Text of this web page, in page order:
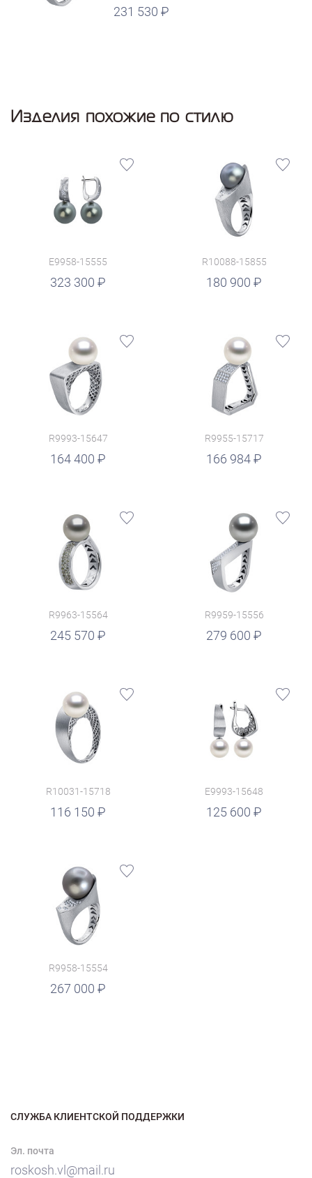
231 530
Изделия похожие по стилю
E9958-15555
323 300
R10088-15855
180 900
руб.
R9993-15647
164 400
R9955-15717
166 984
руб.
R9963-15564
245 570
R9959-15556
279 600
руб.
R10031-15718
116 150
E9993-15648
125 600
руб.
R9958-15554
267 000
СЛУЖБА КЛИЕНТСКОЙ ПОДДЕРЖКИ
Эл. почта
roskosh.vl@mail.ru